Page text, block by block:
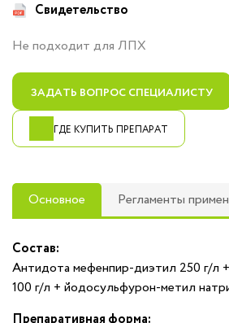
Свидетельство
Не подходит для ЛПХ
ЗАДАТЬ ВОПРОС СПЕЦИАЛИСТУ
ГДЕ КУПИТЬ ПРЕПАРАТ
Основное Регламенты
Состав:
Антидота мефенпир-диэтил 250 г/л
100 г/л + йодосульфурон-метил